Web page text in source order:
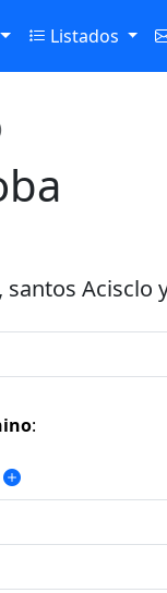
Listados
santos Acisclo
: